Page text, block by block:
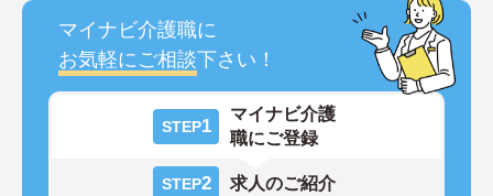
マイナビ介護職に
お気軽にご相談下さい！
STEP1
マイナビ介護
職にご登録
STEP2 求人のご紹介